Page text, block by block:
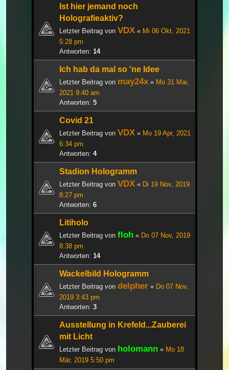
Ist hier jemand noch
Holografieaktiv?
Letzter Beitrag von VDX « Mi 06 Okt, 2021
5:28 pm
Antworten: 14
Ich hab da mal so 'ne Idee
Letzter Beitrag von may24x « Mo 31 Mai,
2021 9:40 am
Antworten: 5
Covid 21
Letzter Beitrag von VDX « Mo 19 Apr, 2021
6:34 pm
Antworten: 4
Stadion Hologramm
Letzter Beitrag von VDX « Di 19 Nov, 2019
8:27 pm
Antworten: 6
Litiholo
Letzter Beitrag von floh « Do 07 Nov, 2019
8:38 pm
Antworten: 14
Wackelbild Hologramm
Letzter Beitrag von delpher « Do 07 Nov,
2019 3:43 pm
Antworten: 3
Ausstellung in Krefeld...Zauberei
mit Licht
Letzter Beitrag von holomann « Mo 18
Mär, 2019 5:50 pm